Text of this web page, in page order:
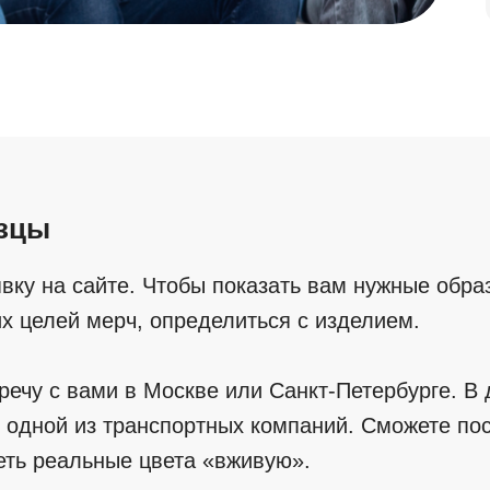
на сайте. Чтобы показать вам нужные
целей мерч, определиться с изделием.
с вами в Москве или Санкт-Петербурге. В
из транспортных компаний. Сможете
реальные цвета «вживую».